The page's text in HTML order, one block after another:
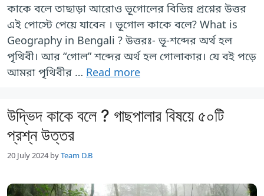
কাকে বলে তাছাড়া আরোও ভূগোলের বিভিন্ন প্রশ্নের উত্তর
এই পোস্টে পেয়ে যাবেন । ভূগোল কাকে বলে? What is
Geography in Bengali ? উত্তরঃ- ভূ-শব্দের অর্থ হল
পৃথিবী। আর “গোল” শব্দের অর্থ হল গোলাকার। যে বই পড়ে
আমরা পৃথিবীর … Read more
উদ্ভিদ কাকে বলে ? গাছপালার বিষয়ে ৫০টি
প্রশ্ন উত্তর
20 July 2024 byTeam D.B